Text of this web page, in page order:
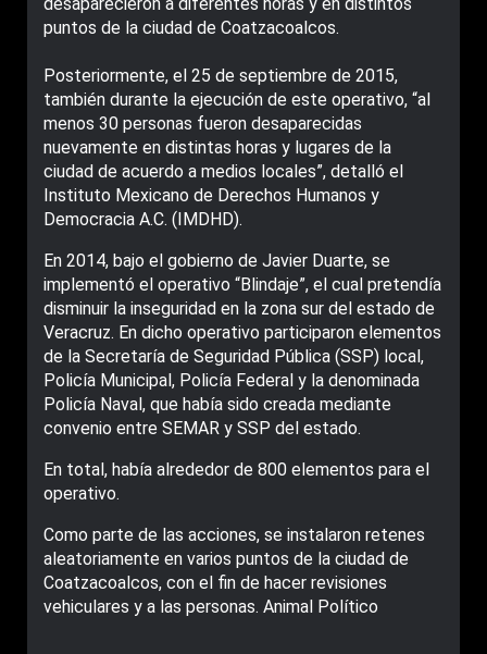
desaparecieron a diferentes horas y en distintos
puntos de la ciudad de Coatzacoalcos.
Posteriormente, el 25 de septiembre de 2015,
también durante la ejecución de este operativo, “al
menos 30 personas fueron desaparecidas
nuevamente en distintas horas y lugares de la
ciudad de acuerdo a medios locales”, detalló el
Instituto Mexicano de Derechos Humanos y
Democracia A.C. (IMDHD).
En 2014, bajo el gobierno de Javier Duarte, se
implementó el operativo “Blindaje”, el cual pretendía
disminuir la inseguridad en la zona sur del estado de
Veracruz. En dicho operativo participaron elementos
de la Secretaría de Seguridad Pública (SSP) local,
Policía Municipal, Policía Federal y la denominada
Policía Naval, que había sido creada mediante
convenio entre SEMAR y SSP del estado.
En total, había alrededor de 800 elementos para el
operativo.
Como parte de las acciones, se instalaron retenes
aleatoriamente en varios puntos de la ciudad de
Coatzacoalcos, con el fin de hacer revisiones
vehiculares y a las personas. Animal Político